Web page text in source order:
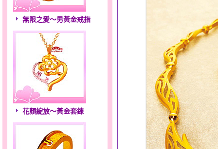
無限之愛～男黃金戒指
花顏綻放～黃金套鍊